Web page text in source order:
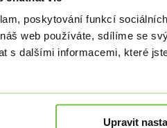
poskytování funkcí
web používáte, sdílíme se
s dalšími informacemi, které
Upravit
v biotechnologickém
ředitel Binance CZ
plány po rezignaci, včetně